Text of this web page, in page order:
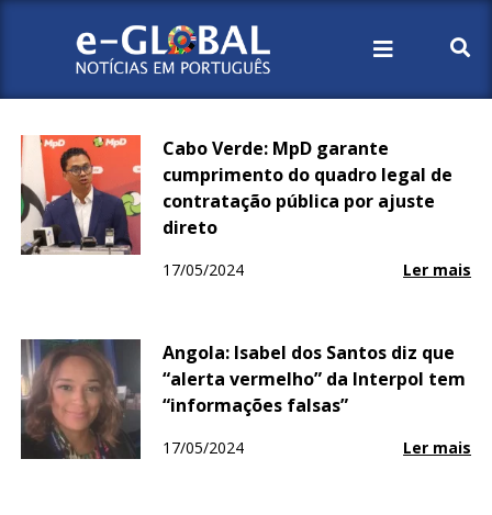
Início 2024 Maio 17
Cabo Verde: MpD garante
cumprimento do quadro legal de
contratação pública por ajuste
direto
17/05/2024 Ler mais
Angola: Isabel dos Santos diz que
“alerta vermelho” da Interpol tem
“informações falsas”
17/05/2024 Ler mais